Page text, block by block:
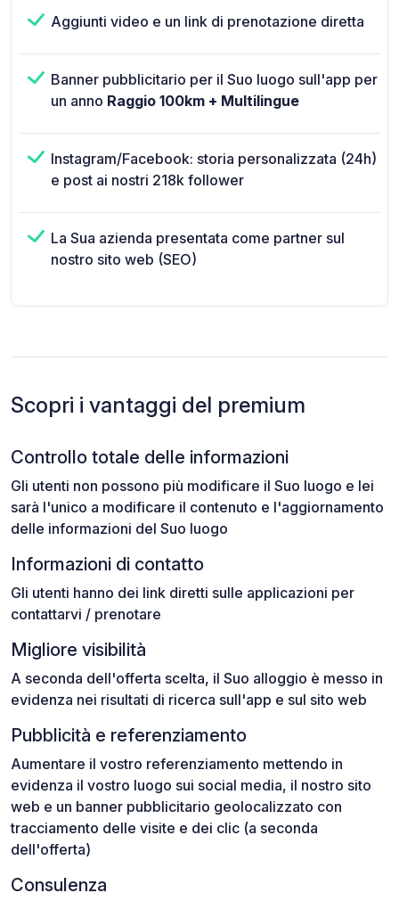
Aggiunti video e un link di prenotazione diretta
Banner pubblicitario per il Suo luogo sull'app per
un anno Raggio 100km + Multilingue
Instagram/Facebook: storia personalizzata (24h)
e post ai nostri 218k follower
La Sua azienda presentata come partner sul
nostro sito web (SEO)
Scopri i vantaggi del premium
Controllo totale delle informazioni
Gli utenti non possono più modificare il Suo luogo e lei
sarà l'unico a modificare il contenuto e l'aggiornamento
delle informazioni del Suo luogo
Informazioni di contatto
Gli utenti hanno dei link diretti sulle applicazioni per
contattarvi / prenotare
Migliore visibilità
A seconda dell'offerta scelta, il Suo alloggio è messo in
evidenza nei risultati di ricerca sull'app e sul sito web
Pubblicità e referenziamento
Aumentare il vostro referenziamento mettendo in
evidenza il vostro luogo sui social media, il nostro sito
web e un banner pubblicitario geolocalizzato con
tracciamento delle visite e dei clic (a seconda
dell'offerta)
Consulenza